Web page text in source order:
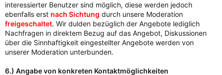
interessierter Benutzer sind möglich, diese werden jedoch
ebenfalls erst nach Sichtung durch unsere Moderation
freigeschaltet. Wir dulden bezüglich der Angebote lediglich
Nachfragen in direktem Bezug auf das Angebot, Diskussionen
über die Sinnhaftigkeit eingestellter Angebote werden von
unserer Moderation unterbunden.
6.) Angabe von konkreten Kontaktmöglichkeiten